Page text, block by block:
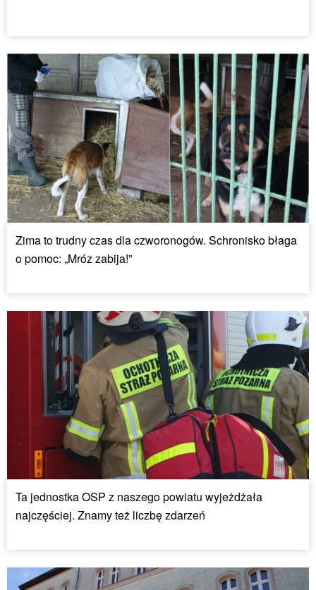
Zima to trudny czas dla czworonogów. Schronisko błaga
o pomoc: „Mróz zabija!”
Ta jednostka OSP z naszego powiatu wyjeżdżała
najczęściej. Znamy też liczbę zdarzeń